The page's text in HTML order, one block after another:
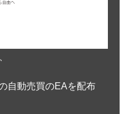
自動売買のEAを配布